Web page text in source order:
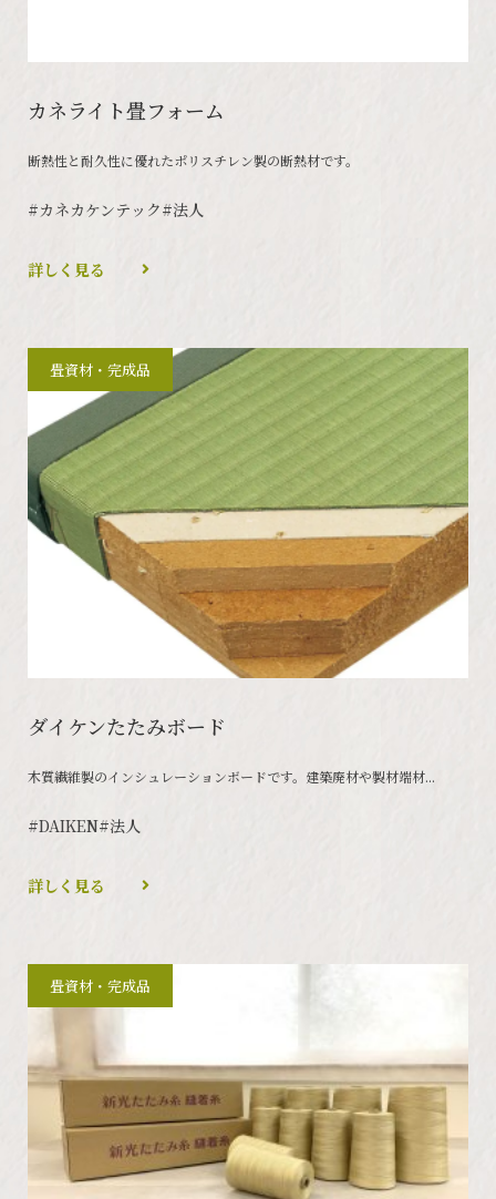
カネライト畳フォーム
断熱性と耐久性に優れたポリスチレン製の断熱材です。
#カネカケンテック#法人
詳しく見る
畳資材・完成品
ダイケンたたみボード
木質繊維製のインシュレーションボードです。建築廃材や製材端材...
#DAIKEN#法人
詳しく見る
畳資材・完成品